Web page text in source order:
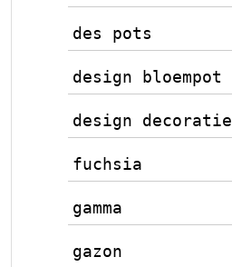
des pots
design bloempot
design decoratie
fuchsia
gamma
gazon